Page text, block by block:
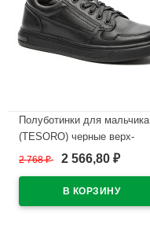
Полуботинки для мальчика
(TESORO) черные верх-
искусственная кожа
натуральная кожа артикул
138669/04-01
2 768₽ 2 566,80 ₽